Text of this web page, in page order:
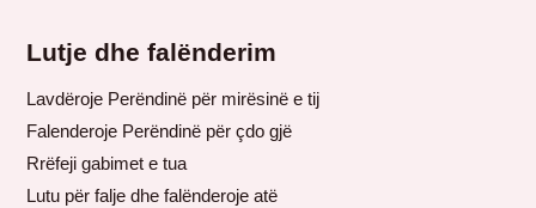
Lutje dhe falënderim
Lavdëroje Perëndinë për mirësinë e tij
Falenderoje Perëndinë për çdo gjë
Rrëfeji gabimet e tua
Lutu për falje dhe falënderoje atë